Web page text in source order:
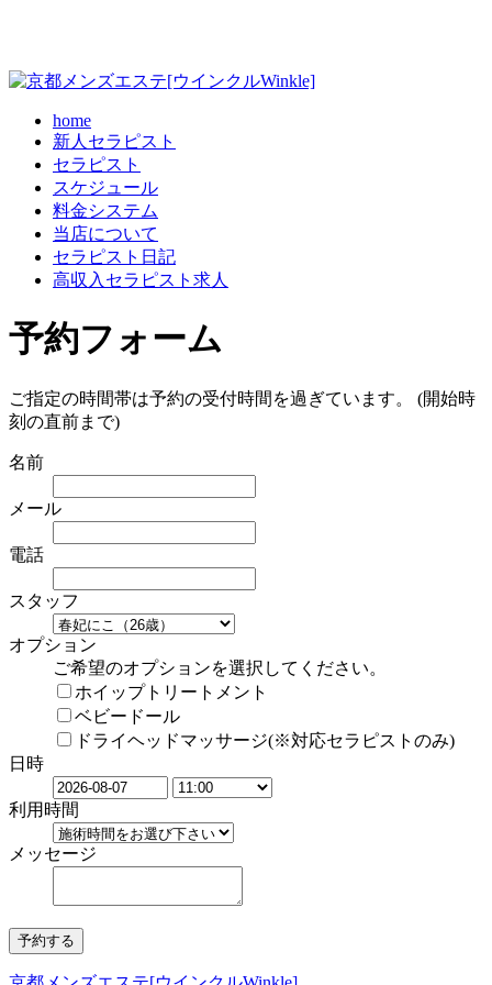
home
新人セラピスト
セラピスト
スケジュール
料金システム
当店について
セラピスト日記
高収入セラピスト求人
予約フォーム
ご指定の時間帯は予約の受付時間を過ぎています。 (開始時
刻の直前まで)
名前
メール
電話
スタッフ
オプション
ご希望のオプションを選択してください。
ホイップトリートメント
ベビードール
ドライヘッドマッサージ(※対応セラピストのみ)
日時
利用時間
メッセージ